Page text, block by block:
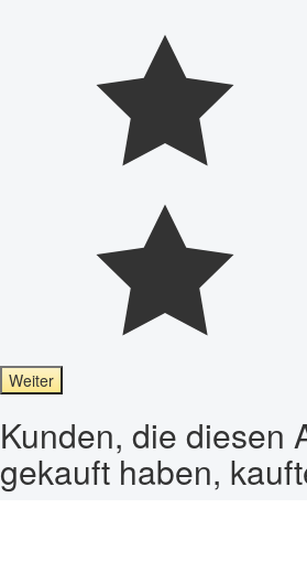
Weiter
Kunden, die diesen
gekauft haben,